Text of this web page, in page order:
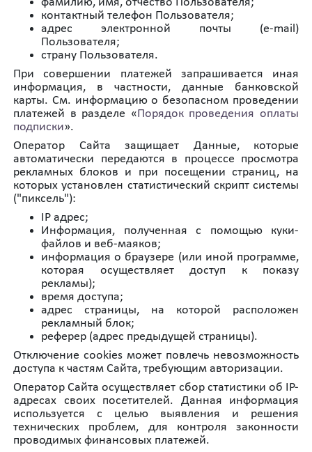
контактный телефон Пользователя;
адрес электронной почты (e-mail)
Пользователя;
страну Пользователя.
При совершении платежей запрашивается иная
информация, в частности, данные банковской
карты. См. информацию о безопасном проведении
платежей в разделе «Порядок проведения оплаты
подписки».
Оператор Сайта защищает Данные, которые
автоматически передаются в процессе просмотра
рекламных блоков и при посещении страниц, на
которых установлен статистический скрипт системы
("пиксель"):
IP адрес;
Информация, полученная с помощью куки-
файлов и веб-маяков;
информация о браузере (или иной программе,
которая осуществляет доступ к показу
рекламы);
время доступа;
адрес страницы, на которой расположен
рекламный блок;
реферер (адрес предыдущей страницы).
Отключение cookies может повлечь невозможность
доступа к частям Сайта, требующим авторизации.
Оператор Сайта осуществляет сбор статистики об IP-
адресах своих посетителей. Данная информация
используется с целью выявления и решения
технических проблем, для контроля законности
проводимых финансовых платежей.